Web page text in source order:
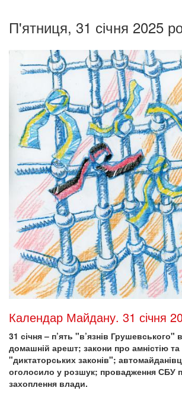
П'ятниця, 31 січня 2025
Календар Майдану. 31 січня
31 січня – п’ять "в’язнів Грушевського"
домашній арешт; закони про амністію та
"диктаторських законів";
оголосило у розшук; провадження СБУ
захоплення влади.